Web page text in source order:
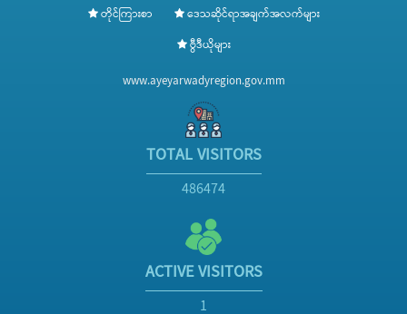
တိုင်ကြားစာ
ဒေသဆိုင်ရာအချက်အလက်များ
ဗွီဒီယိုများ
www.ayeyarwadyregion.gov.mm
TOTAL VISITORS
486474
ACTIVE VISITORS
1